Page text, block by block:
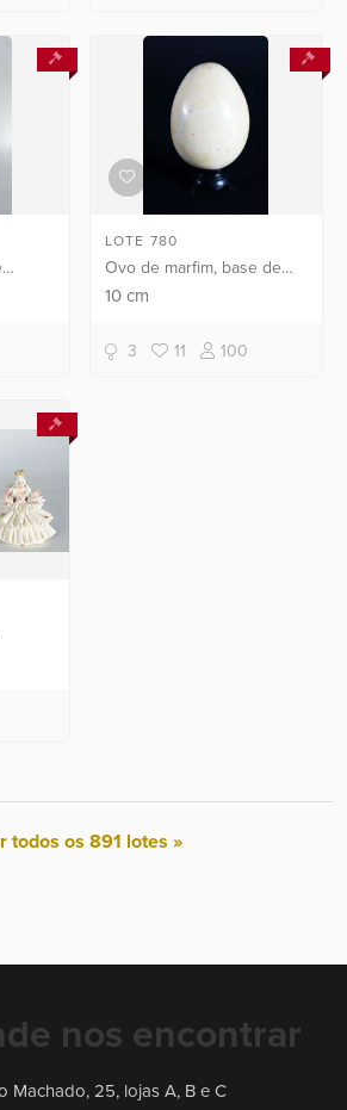
LOTE 780
Ovo de marfim, base de
madeira.
10 cm
3 11 100
e
todos os 891 lotes »
nos encontrar
Machado, 25, lojas A, B e C